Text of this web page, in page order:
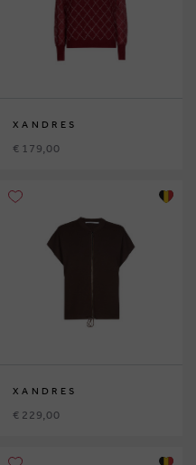
XANDRES
€ 179,00
XANDRES
€ 229,00